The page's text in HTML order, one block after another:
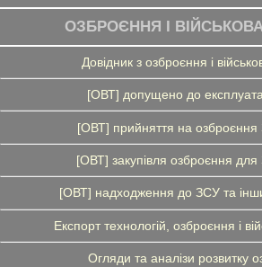
ОЗБРОЄННЯ І
Довідник з озброєння і
[ОВТ] допущено до
[ОВТ] прийняття на озброєння
[ОВТ] закупівля озброєння для
[ОВТ] надходження до ЗСУ та
Експорт технологій, озброєння і
Огляди та аналізи розвитку